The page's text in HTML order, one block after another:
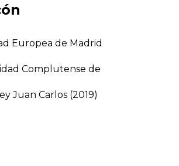
Europea de Madrid
Complutense de
Juan Carlos (2019)